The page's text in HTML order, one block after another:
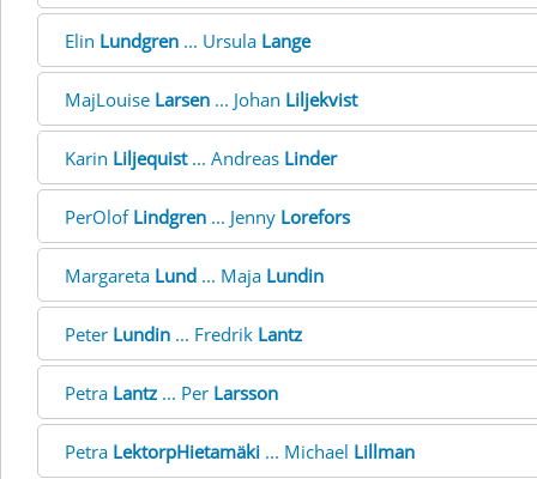
Elin Lundgren ... Ursula Lange
MajLouise Larsen ... Johan Liljekvist
Karin Liljequist... Andreas Linder
PerOlof Lindgren ... Jenny Lorefors
Margareta Lund ... Maja Lundin
Peter Lundin ... Fredrik Lantz
Petra Lantz ... Per Larsson
Petra LektorpHietamäki ... Michael Lillman